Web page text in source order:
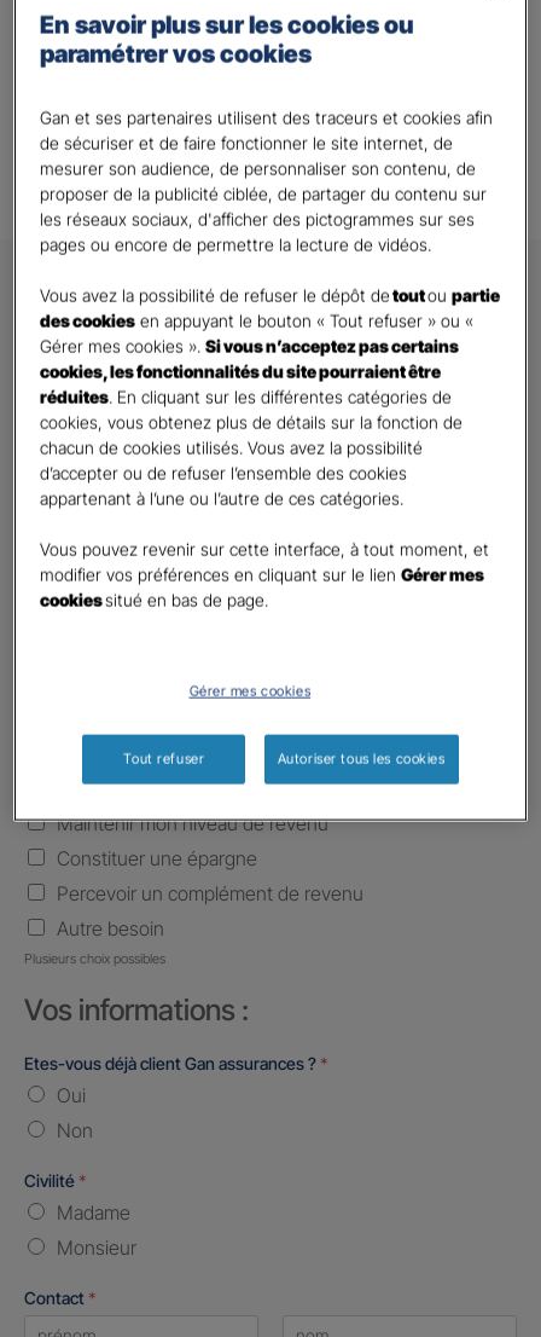
contrat qui peut vous indemniser à hauteur du préjudice
subi grâce à un capital qui vous permet de faire face
Alison A.
DEMANDE DE DEVIS
Prenez 2 minutes pour remplir ce rapide questionnaire afin
que l’agence sélectionnée vous recontacte rapidement
pour finaliser l’étude précise de votre besoin
GAN ASSURANCES BAUGE DORNOY
Information sur votre besoin :
Qui souhaitez-vous protéger ?*
Autre
Quels sont vos besoins ?*
Maintenir mon niveau de revenu
Constituer une épargne
Percevoir un complément de revenu
Autre besoin
Plusieurs choix possibles
Vos informations :
Etes-vous déjà client Gan assurances ? *
Oui
Non
Civilité *
Madame
Monsieur
Contact *
En savoir plus sur les cookies ou
paramétrer vos cookies
Gan et ses partenaires utilisent des traceurs et cookies afin
de sécuriser et de faire fonctionner le site internet, de
mesurer son audience, de personnaliser son contenu, de
proposer de la publicité ciblée, de partager du contenu sur
les réseaux sociaux, d'afficher des pictogrammes sur ses
pages ou encore de permettre la lecture de vidéos.
Vous avez la possibilité de refuser le dépôt detoutoupartie
des cookies en appuyant le bouton « Tout refuser » ou «
Gérer mes cookies ».Si vous n’acceptez pas certains
cookies, les fonctionnalités du site pourraient être
réduites. En cliquant sur les différentes catégories de
cookies, vous obtenez plus de détails sur la fonction de
chacun de cookies utilisés. Vous avez la possibilité
d’accepter ou de refuser l’ensemble des cookies
appartenant à l’une ou l’autre de ces catégories.
Vous pouvez revenir sur cette interface, à tout moment, et
modifier vos préférences en cliquant sur le lienGérer mes
cookiessitué en bas de page.
Gérer mes cookies
Tout refuser Autoriser tous les cookies